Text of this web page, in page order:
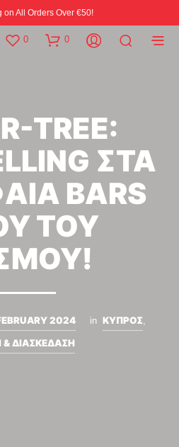
on All Orders Over €50!
0 0
TREE:
ΣΤΑ
BARS
ΤΟΥ
2024 in ΚΥΠΡΟΣ,
& ΔΙΑΣΚΕΔΑΣΗ